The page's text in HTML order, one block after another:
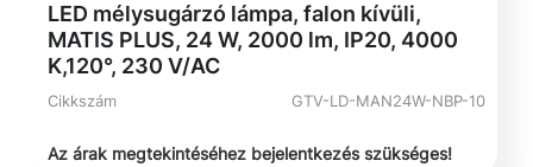
LED mélysugárzó lámpa, falon kívüli,
MATIS PLUS, 24 W, 2000 lm, IP20, 4000
K,120°, 230 V/AC
Cikkszám GTV-LD-MAN24W-NBP-10
Az árak megtekintéséhez bejelentkezés szükséges!